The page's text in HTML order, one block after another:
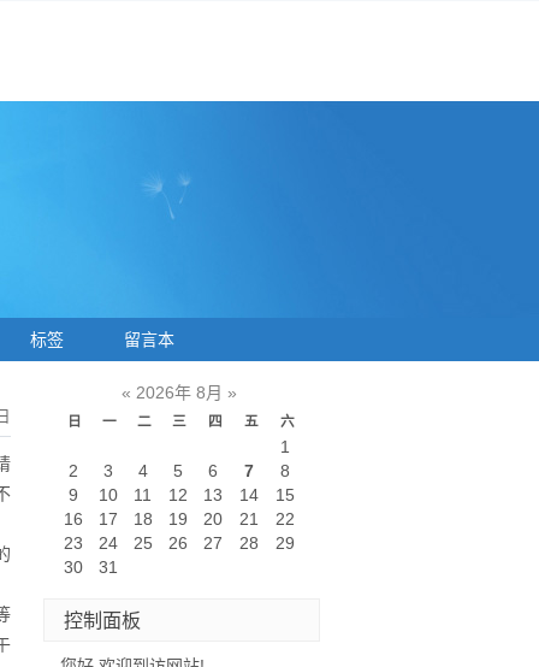
标签 留言本
« 2026年 8月 »
日 一 二 三 四 五 六
1
2
3 4 5 6 7
8
9
10 11 12 13 14
15
16
17 18 19 20 21
22
23
24 25 26 27 28
29
30
31
控制面板